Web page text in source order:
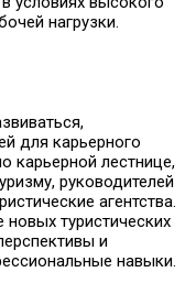
нагрузки.
для карьерного
карьерной лестнице,
руководителей
агентства.
новых туристических
и
навыки.